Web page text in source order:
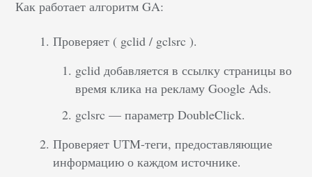
Как работает алгоритм GA:
Проверяет ( gclid / gclsrc ).
gclid добавляется в ссылку страницы во
время клика на рекламу Google Ads.
gclsrc — параметр DoubleClick.
Проверяет UTM-теги, предоставляющие
информацию о каждом источнике.